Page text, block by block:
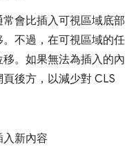
會比插入可視區域底部
不過，在可視區域的任
。如果無法為插入的內
後方，以減少對 CLS
新內容